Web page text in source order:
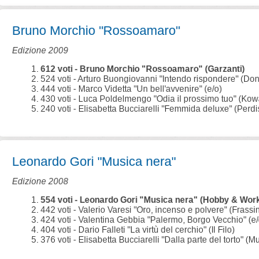
Bruno Morchio "Rossoamaro"
Edizione 2009
612 voti - Bruno Morchio "Rossoamaro" (Garzanti)
524 voti - Arturo Buongiovanni "Intendo rispondere"
444 voti - Marco Videtta "Un bell'avvenire" (e/o)
430 voti - Luca Poldelmengo "Odia il prossimo tuo"
240 voti - Elisabetta Bucciarelli "Femmida deluxe"
Leonardo Gori "Musica nera"
Edizione 2008
554 voti - Leonardo Gori "Musica nera" (Hobby &
442 voti - Valerio Varesi "Oro, incenso e polvere"
424 voti - Valentina Gebbia "Palermo, Borgo Vecchio"
404 voti - Dario Falleti "La virtù del cerchio" (Il Filo)
376 voti - Elisabetta Bucciarelli "Dalla parte del torto"